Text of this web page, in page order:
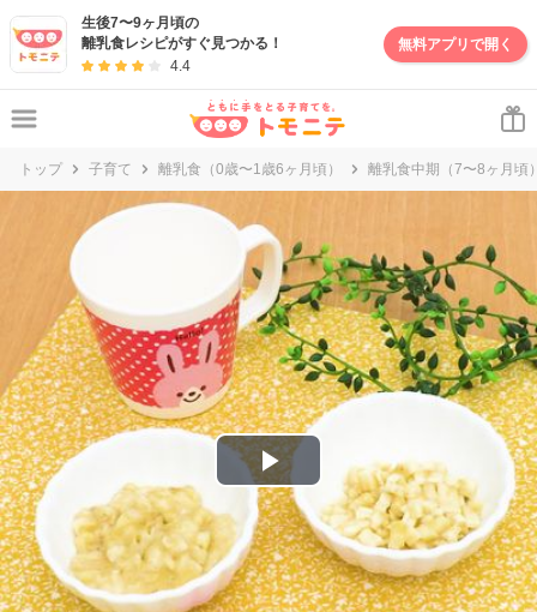
生後7〜9ヶ月頃の
離乳食レシピがすぐ見つかる！
4.4
無料アプリで開く
トップ 子育て 離乳食（0歳〜1歳6ヶ月頃） 離乳食中期（7〜8ヶ月頃
P
l
a
妊娠・出産・子育て情報サイト | トモニテ